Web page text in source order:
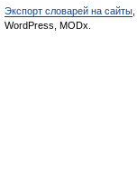
Экспорт словарей на сайты
WordPress, MODx.